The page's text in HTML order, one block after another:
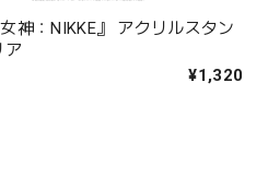
女神：NIKKE』 アクリルスタン
ア
¥1,320